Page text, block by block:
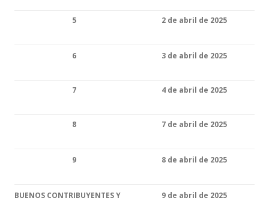
5 2 de abril de 2025
6 3 de abril de 2025
7 4 de abril de 2025
8 7 de abril de 2025
9 8 de abril de 2025
BUENOS CONTRIBUYENTES Y
9 de abril de 2025